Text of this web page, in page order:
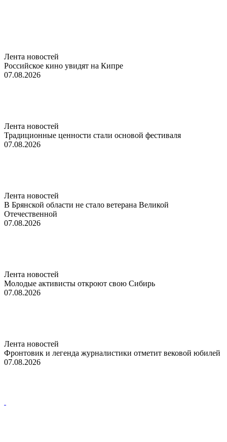
Лента новостей
Российское кино увидят на Кипре
07.08.2026
Лента новостей
Традиционные ценности стали основой фестиваля
07.08.2026
Лента новостей
В Брянской области не стало ветерана Великой
Отечественной
07.08.2026
Лента новостей
Молодые активисты откроют свою Сибирь
07.08.2026
Лента новостей
Фронтовик и легенда журналистики отметит вековой юбилей
07.08.2026